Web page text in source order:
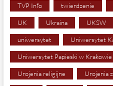
TVP Info twierdzenie
UK Ukraina UKSW
uniwersytet Uniwersytet
Uniwersytet Papieski w Krakowie
Urojenia religijne Urojenia